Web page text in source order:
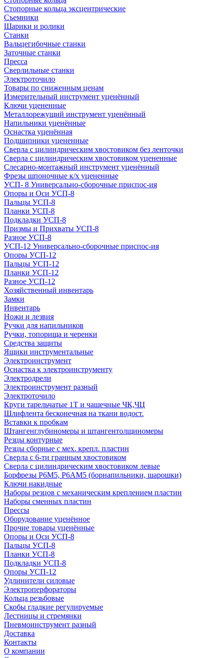
Стопорные кольца эксцентрические
Съемники
Шарики и ролики
Станки
Вальцегибочные станки
Заточные станки
Пресса
Сверлильные станки
Электроточило
Товары по сниженным ценам
Измерительный инструмент уценённый
Ключи уцененные
Металлорежущий инструмент уценённый
Напильники уценённые
Оснастка уценённая
Подшипники уцененные
Сверла с цилиндрическим хвостовиком без ленточки
Сверла с цилиндрическим хвостовиком уцененные
Слесарно-монтажный инструмент уценённый
Фрезы шпоночные к/х уцененные
УСП- 8 Универсально-сборочные приспос-ия
Опоры и Оси УСП-8
Пальцы УСП-8
Планки УСП-8
Подкладки УСП-8
Призмы и Прихваты УСП-8
Разное УСП-8
УСП-12 Универсально-сборочные приспос-ия
Опоры УСП-12
Пальцы УСП-12
Планки УСП-12
Разное УСП-12
Хозяйственный инвентарь
Замки
Инвентарь
Ножи и лезвия
Ручки для напильников
Ручки, топорища и черенки
Средства защиты
Ящики инструментальные
Электроинструмент
Оснастка к электроинструменту
Электродрели
Электроинструмент разный
Электроточило
Круги тарельчатые 1Т и чашечные ЧК,ЧЦ
Шлифлента бесконечная на ткани водост.
Вставки к пробкам
Штангенглубиномеры и штангентолщиномеры
Резцы контурные
Резцы сборные с мех. крепл. пластин
Сверла с 6-ти гранным хвостовиком
Сверла с цилиндрическим хвостовиком левые
Борфрезы Р6М5, Р6АМ5 (борнапильники, шарошки)
Ключи накидные
Наборы резцов с механическим креплением пластин
Наборы сменных пластин
Прессы
Оборудование уценённое
Прочие товары уценённые
Опоры и Оси УСП-8
Пальцы УСП-8
Планки УСП-8
Подкладки УСП-8
Опоры УСП-12
Удлинители силовые
Электроперфораторы
Кольца резьбовые
Скобы гладкие регулируемые
Лестницы и стремянки
Пневмоинструмент разный
Доставка
Контакты
О компании